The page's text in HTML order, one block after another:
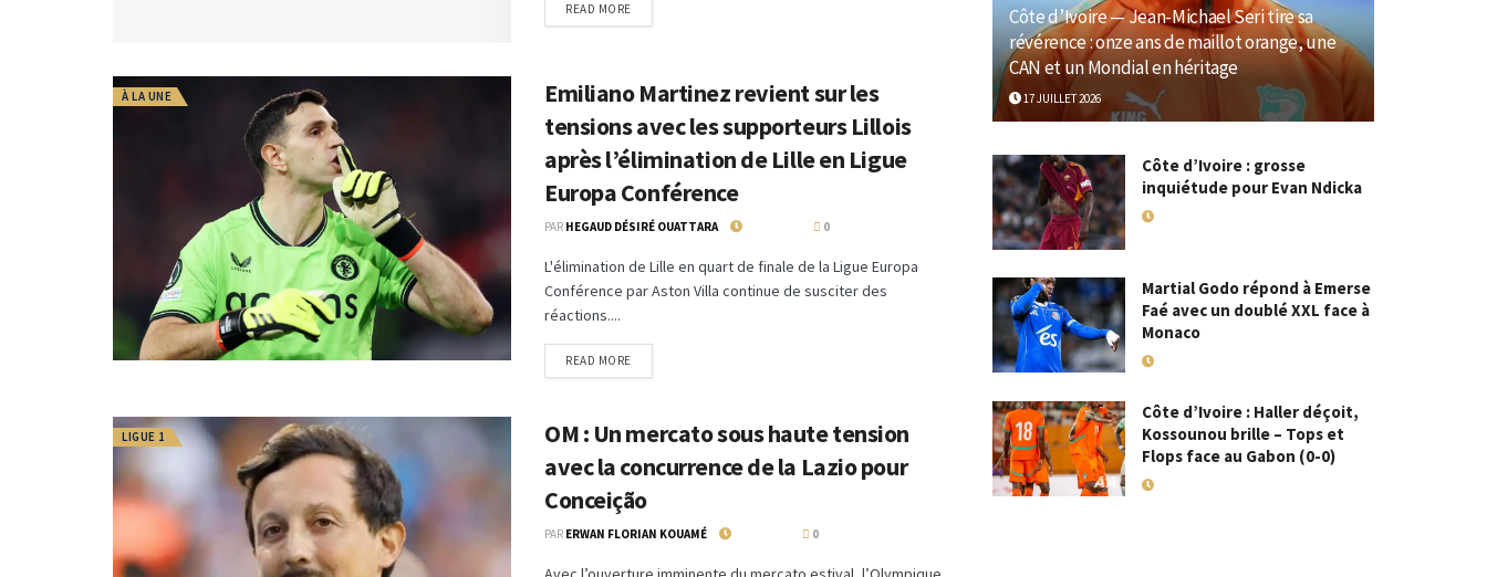
READ MORE
À LA UNE
Emiliano Martinez revient sur les
tensions avec les supporteurs Lillois
après l’élimination de Lille en Ligue
Europa Conférence
PAR HEGAUD DÉSIRÉ OUATTARA 0
L'élimination de Lille en quart de finale de la Ligue Europa
Conférence par Aston Villa continue de susciter des
réactions....
READ MORE
LIGUE 1
OM : Un mercato sous haute tension
avec la concurrence de la Lazio pour
Conceição
PAR ERWAN FLORIAN KOUAMÉ 0
Côte d’Ivoire — Jean-Michael Seri tire sa
révérence : onze ans de maillot orange, une
CAN et un Mondial en héritage
17 JUILLET 2026
Côte d’Ivoire : grosse
inquiétude pour Evan Ndicka
Martial Godo répond à Emerse
Faé avec un doublé XXL face à
Monaco
Côte d’Ivoire : Haller déçoit,
Kossounou brille – Tops et
Flops face au Gabon (0-0)